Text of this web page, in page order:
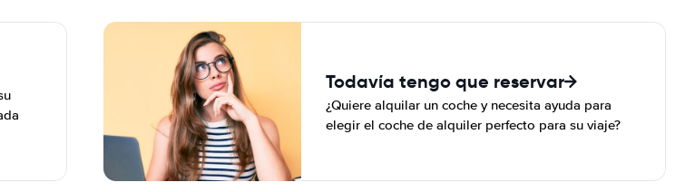
Todavía tengo que reservar
¿Quiere alquilar un coche y necesita ayuda para
elegir el coche de alquiler perfecto para su viaje?